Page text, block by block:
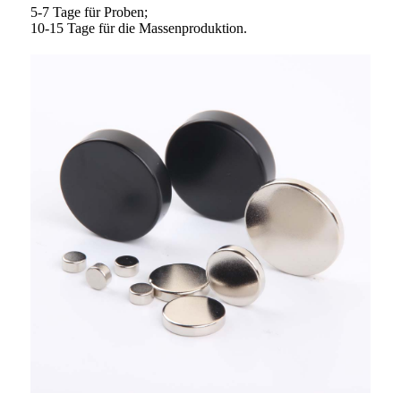
5-7 Tage für Proben;
10-15 Tage für die Massenproduktion.